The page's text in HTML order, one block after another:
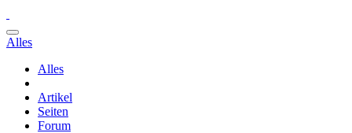
Alles
Alles
Artikel
Seiten
Forum